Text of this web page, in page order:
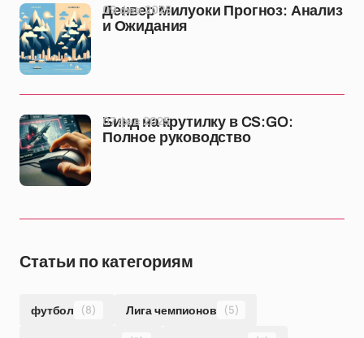
Денвер Милуоки Прогноз: Анализ
и Ожидания
09 фев 2025
Бинд на крутилку в CS:GO:
Полное руководство
07 фев 2025
Статьи по категориям
футбол (8) Лига чемпионов (5)